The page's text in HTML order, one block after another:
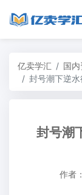
亿卖学汇
国
封号潮下逆
封号潮
作者